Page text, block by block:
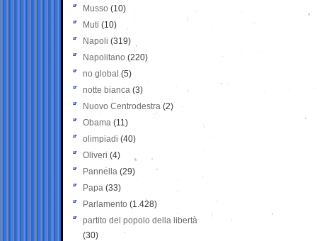
Musso (10)
Muti (10)
Napoli (319)
Napolitano (220)
no global (5)
notte bianca (3)
Nuovo Centrodestra (2)
Obama (11)
olimpiadi (40)
Oliveri (4)
Pannella (29)
Papa (33)
Parlamento (1.428)
partito del popolo della libertà
(30)